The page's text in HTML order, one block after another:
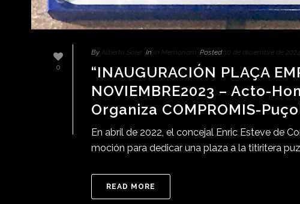
0
By Alberto Soler In In Memoriam Posted 10 de diciembre de 2024
“INAUGURACIÓN PLAÇA
NOVIEMBRE2023 – Acto-
Organiza COMPROMIS-
En abril de 2022, el concejal Enric Esteve de
moción para dedicar una plaza a la titiritera
READ MORE